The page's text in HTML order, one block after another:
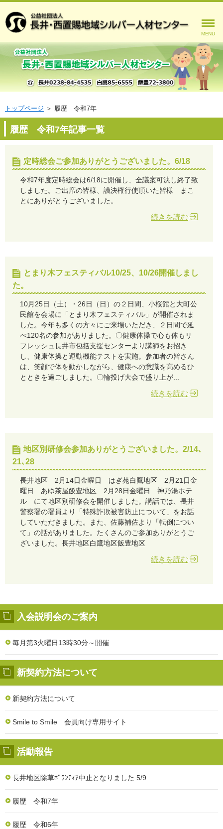
MENU
トップページ ＞ 履歴 令和7年
履歴 令和7年記事一覧
定時総会ご参加ありがとうございました。6/18
令和7年度定時総会は6/18に開催し、全議案可決し終了致
しました。ご出席の皆様、議決権行使頂いた皆様 まこ
とにありがとうございました。
続きを読む
とまり木フェスティバル10/25、10/26開催しまし
た。
10月25日（土）・26日（日）の２日間、小桜館と大町公
民館を会場に「とまり木フェスティバル」が開催されま
した。今年も多くの方々にご来場いただき、２日間で延
べ120名の参加がありました。〇健康体操で心も体もリ
フレッシュ長井市包括支援センターより講師をお招き
し、健康体操と運動機能テストを実施。参加者の皆さん
は、笑顔で体を動かしながら、健康への意識を高めるひ
とときを過ごしました。〇輪投げ大会で盛り上が...
続きを読む
地区別研修会参加ありがとうございました。2/14､
21､28
長井地区 2月14日金曜日 はぎ苑白鷹地区 2月21日金
曜日 あゆ茶屋飯豊地区 2月28日金曜日 神乃湯ホテ
ル にて地区別研修会を開催しました。講話では、長井
警察署の署員より「特殊詐欺被害防止について」をお話
していただきました。また、佐藤補佐より「転倒につい
て」の話がありました。たくさんのご参加ありがとうご
ざいました。長井地区白鷹地区飯豊地区
続きを読む
入会説明会のご案内
毎月第3火曜日13時30分～開催
新契約方法について
新契約方法について
Smile to Smile 会員向け専用サイト
活動報告
長井地区除草ﾎﾞﾗﾝﾃｨｱ中止となりました 5/9
履歴 令和7年
履歴 令和6年